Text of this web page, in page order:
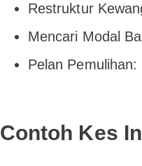
Restruktur
Mencari Modal
Pelan
Contoh Kes